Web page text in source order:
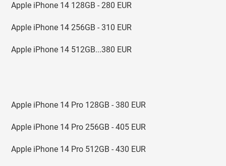
Apple iPhone 14 128GB - 280 EUR
Apple iPhone 14 256GB - 310 EUR
Apple iPhone 14 512GB...380 EUR
Apple iPhone 14 Pro 128GB - 380 EUR
Apple iPhone 14 Pro 256GB - 405 EUR
Apple iPhone 14 Pro 512GB - 430 EUR